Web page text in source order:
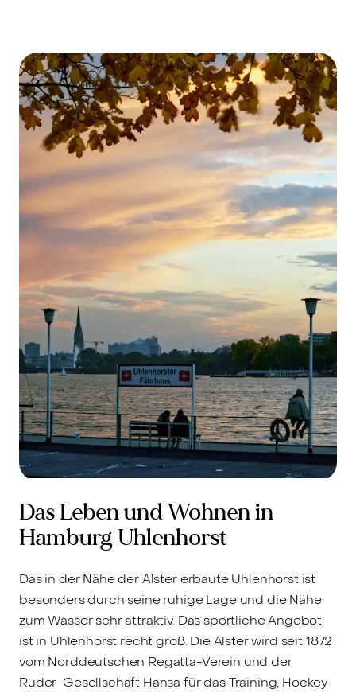
Das Leben und Wohnen in
Hamburg Uhlenhorst
Das in der Nähe der Alster erbaute Uhlenhorst ist
besonders durch seine ruhige Lage und die Nähe
zum Wasser sehr attraktiv. Das sportliche Angebot
ist in Uhlenhorst recht groß. Die Alster wird seit 1872
vom Norddeutschen Regatta-Verein und der
Ruder-Gesellschaft Hansa für das Training, Hockey